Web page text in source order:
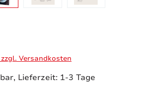
Versandkosten
Lieferzeit: 1-3 Tage